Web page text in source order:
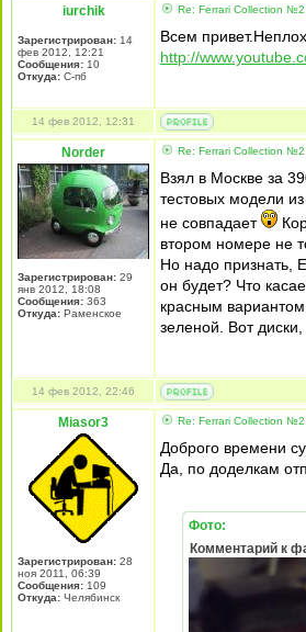
iurchik
Зарегистрирован: 14
фев 2012, 12:21
Сообщения: 10
Откуда: С-пб
Re: Ferrari Collection
Всем
http://
14 фев 2012, 12:31
Norder
Зарегистрирован: 29
янв 2012, 18:08
Сообщения: 363
Откуда: Раменское
Re: Ferrari Collection
Взял в Москве за
тестовых модели
не совпадает
втором номере не
Но надо признать,
он будет? Что
красным
зеленой. Вот
14 фев 2012, 22:46
Miasor3
Зарегистрирован: 28
ноя 2011, 06:39
Сообщения: 109
Откуда: Челябинск
Re: Ferrari Collection
Доброго времени
Да, по доделкам
Фото:
Комментарий к